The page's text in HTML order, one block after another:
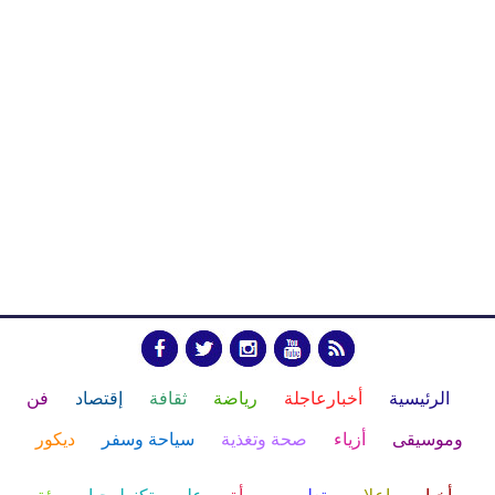
الرئيسية أخبارعاجلة رياضة ثقافة إقتصاد فن
وموسيقى أزياء صحة وتغذية سياحة وسفر ديكور